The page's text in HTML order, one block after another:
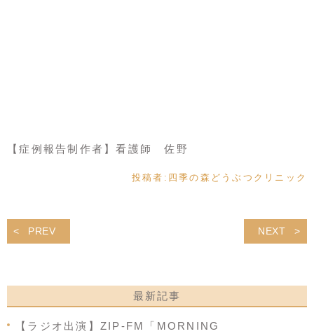
【症例報告制作者】看護師 佐野
投稿者: 四季の森どうぶつクリニック
PREV NEXT
最新記事
【ラジオ出演】ZIP-FM「MORNING